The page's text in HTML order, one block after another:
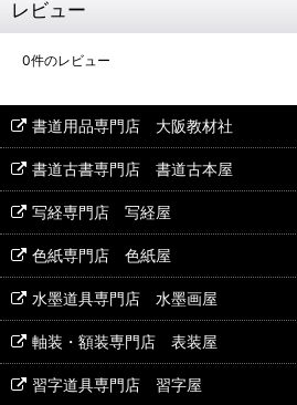
レビュー
0件のレビュー
書道用品専門店 大阪教材社
書道古書専門店 書道古本屋
写経専門店 写経屋
色紙専門店 色紙屋
水墨道具専門店 水墨画屋
軸装・額装専門店 表装屋
習字道具専門店 習字屋